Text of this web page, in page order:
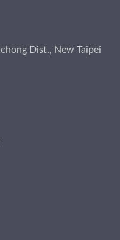
Dist., New Taipei